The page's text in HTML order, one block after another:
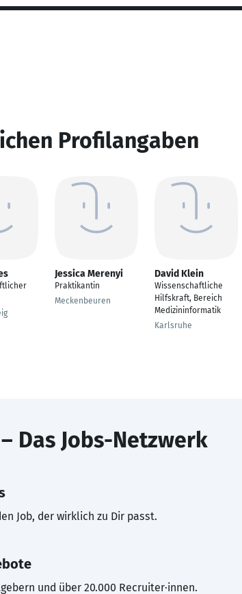
Profilangaben
Jessica Merenyi
Praktikantin
Meckenbeuren
David Klein
Wissenschaftliche
Hilfskraft, Bereich
Medizininformatik
Karlsruhe
Das Jobs-Netzwerk
Job, der wirklich zu Dir passt.
und über 20.000 Recruiter·innen.